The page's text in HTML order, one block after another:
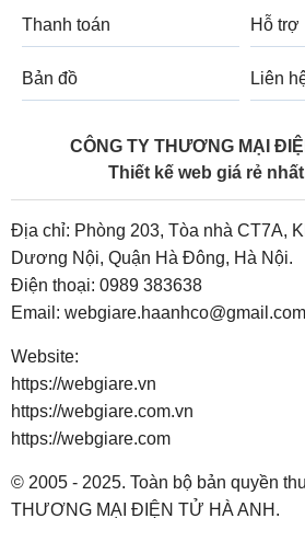
Thanh toán Hỗ trợ
Bản đồ Liên
CÔNG TY THƯƠNG MẠI
Thiết kế web giá rẻ
Địa chỉ: Phòng 203, Tòa nhà CT7A,
Dương Nội, Quận Hà Đông, Hà Nội.
Điện thoại: 0989 383638
Email: webgiare.haanhco@gmail.com
Website:
https://webgiare.vn
https://webgiare.com.vn
https://webgiare.com
© 2005 - 2025. Toàn bộ bản quyền
THƯƠNG MẠI ĐIỆN TỬ HÀ ANH.